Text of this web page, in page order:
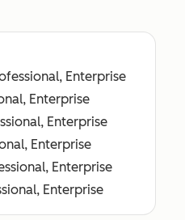
Enterprise
Enterprise
Enterprise
Enterprise
Enterprise
Enterprise